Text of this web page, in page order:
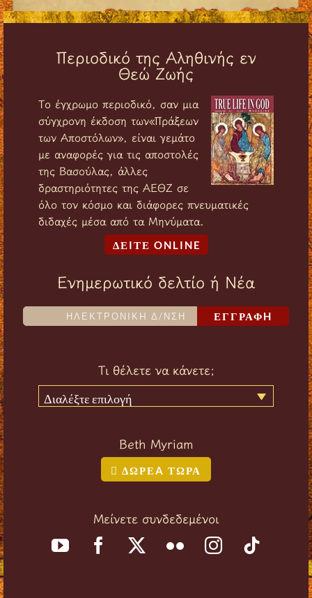
Περιοδικό της Αληθινής εν
Θεώ Ζωής
Tο έγχρωμο περιοδικό, σαν μια
σύγχρονη έκδοση των«Πράξεων
των Αποστόλων», είναι γεμάτο
με αναφορές για τις αποστολές
της Βασούλας, άλλες
δραστηριότητες της ΑΕΘΖ σε
όλο τον κόσμο και διάφορες πνευματικές
διδαχές μέσα από τα Μηνύματα.
ΔΕIΤΕ ONLINE
Ενημερωτικό δελτίο ή Νέα
ΕΓΓΡΑΦH
Τι θέλετε να κάνετε;
Διαλέξτε επιλογή
Beth Myriam
ΔΩΡΕA ΤΩΡΑ
Μείνετε συνδεδεμένοι